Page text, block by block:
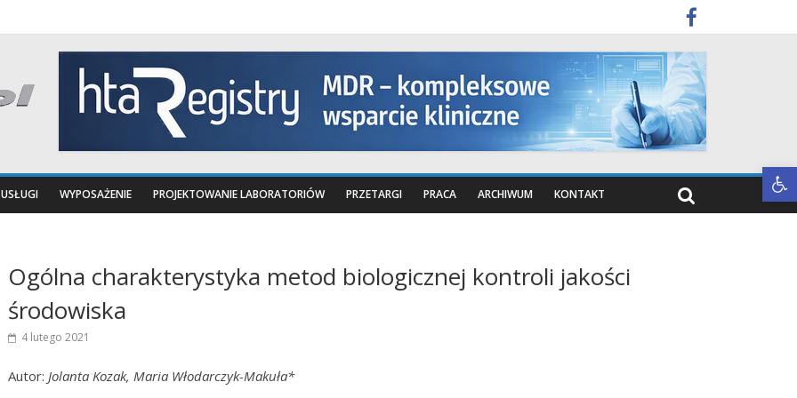
Otwórz pasek narzędzi
USŁUGI WYPOSAŻENIE PROJEKTOWANIE LABORATORIÓW PRZETARGI PRACA ARCHIWUM KONTAKT
Ogólna charakterystyka metod biologicznej kontroli jakości
środowiska
4 lutego 2021
Autor: Jolanta Kozak, Maria Włodarczyk-Makuła*